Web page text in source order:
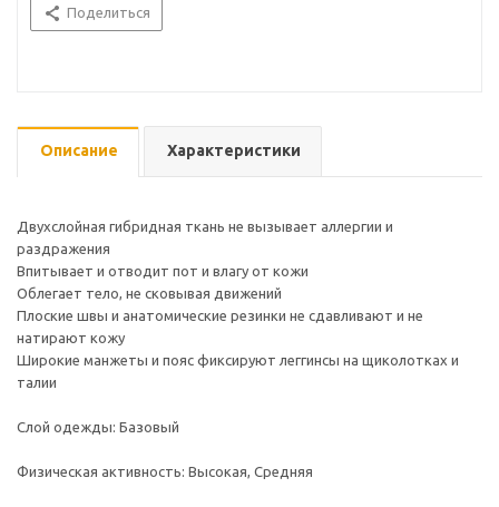
Поделиться
Описание Характеристики
Двухслойная гибридная ткань не вызывает аллергии и
раздражения
Впитывает и отводит пот и влагу от кожи
Облегает тело, не сковывая движений
Плоские швы и анатомические резинки не сдавливают и не
натирают кожу
Широкие манжеты и пояс фиксируют леггинсы на щиколотках и
талии
Слой одежды: Базовый
Физическая активность: Высокая, Средняя